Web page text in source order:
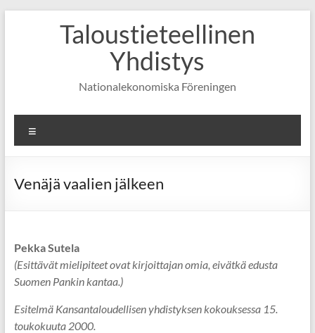
Taloustieteellinen
Yhdistys
Nationalekonomiska Föreningen
Venäjä vaalien jälkeen
Pekka Sutela
(Esittävät mielipiteet ovat kirjoittajan omia, eivätkä edusta
Suomen Pankin kantaa.)
Esitelmä Kansantaloudellisen yhdistyksen kokouksessa 15.
toukokuuta 2000.